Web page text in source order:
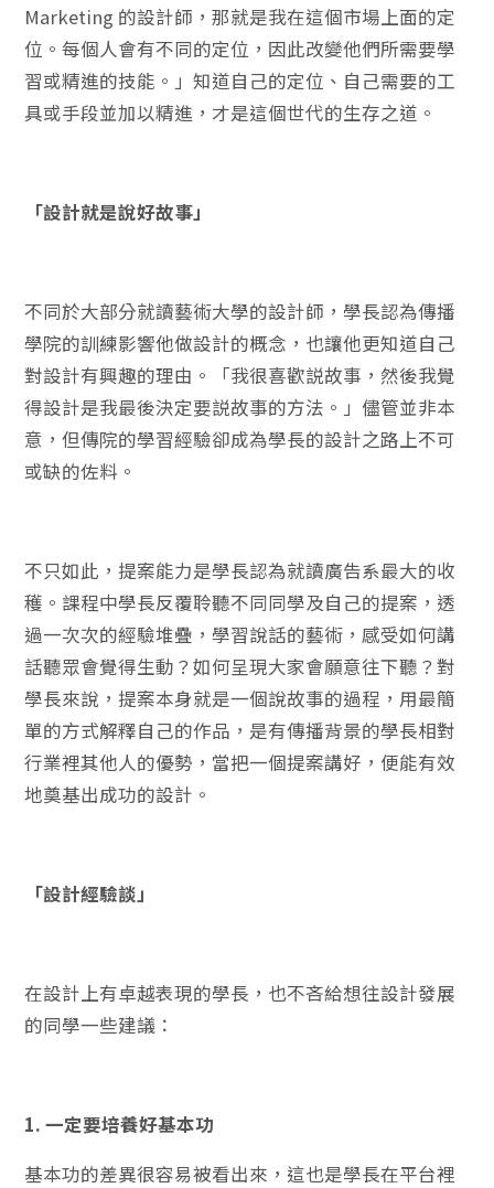
Marketing 的設計師，那就是我在這個市場上面的定
位。每個人會有不同的定位，因此改變他們所需要學
習或精進的技能。」知道自己的定位、自己需要的工
具或手段並加以精進，才是這個世代的生存之道。
「設計就是說好故事」
不同於大部分就讀藝術大學的設計師，學長認為傳播
學院的訓練影響他做設計的概念，也讓他更知道自己
對設計有興趣的理由。「我很喜歡説故事，然後我覺
得設計是我最後決定要説故事的方法。」儘管並非本
意，但傳院的學習經驗卻成為學長的設計之路上不可
或缺的佐料。
不只如此，提案能力是學長認為就讀廣告系最大的收
穫。課程中學長反覆聆聽不同同學及自己的提案，透
過一次次的經驗堆疊，學習說話的藝術，感受如何講
話聽眾會覺得生動？如何呈現大家會願意往下聽？對
學長來說，提案本身就是一個說故事的過程，用最簡
單的方式解釋自己的作品，是有傳播背景的學長相對
行業裡其他人的優勢，當把一個提案講好，便能有效
地奠基出成功的設計。
「設計經驗談」
在設計上有卓越表現的學長，也不吝給想往設計發展
的同學一些建議：
1. 一定要培養好基本功
基本功的差異很容易被看出來，這也是學長在平台裡